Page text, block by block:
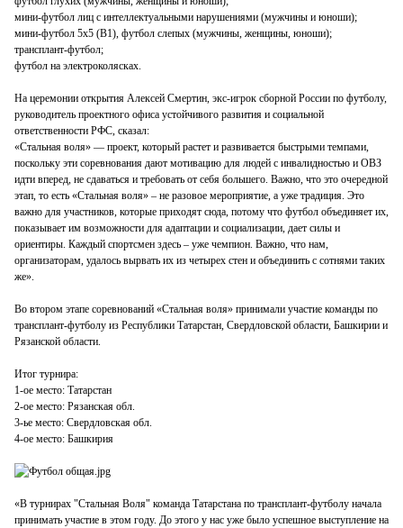
мини-футбол лиц с интеллектуальными нарушениями (мужчины и юноши);
мини-футбол 5х5 (В1), футбол слепых (мужчины, женщины, юноши);
трансплант-футбол;
футбол на электроколясках.
На церемонии открытия Алексей Смертин, экс-игрок сборной России по футболу,
руководитель проектного офиса устойчивого развития и социальной
ответственности РФС, сказал:
«Стальная воля» — проект, который растет и развивается быстрыми темпами,
поскольку эти соревнования дают мотивацию для людей с инвалидностью и ОВЗ
идти вперед, не сдаваться и требовать от себя большего. Важно, что это очередной
этап, то есть «Стальная воля» – не разовое мероприятие, а уже традиция. Это
важно для участников, которые приходят сюда, потому что футбол объединяет их,
показывает им возможности для адаптации и социализации, дает силы и
ориентиры. Каждый спортсмен здесь – уже чемпион. Важно, что нам,
организаторам, удалось вырвать их из четырех стен и объединить с сотнями таких
же».
Во втором этапе соревнований «Стальная воля» принимали участие команды по
трансплант-футболу из Республики Татарстан, Свердловской области, Башкирии и
Рязанской области.
Итог турнира:
1-ое место: Татарстан
2-ое место: Рязанская обл.
3-ье место: Свердловская обл.
4-ое место: Башкирия
«В турнирах "Стальная Воля" команда Татарстана по трансплант-футболу начала
принимать участие в этом году. До этого у нас уже было успешное выступление на